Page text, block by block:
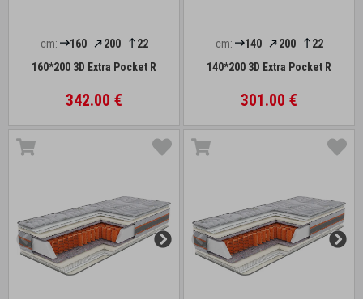
cm: 160 200
22
160*200 3D Extra Pocket R
342.00 €
cm: 140 200
22
140*200 3D Extra Pocket R
301.00 €